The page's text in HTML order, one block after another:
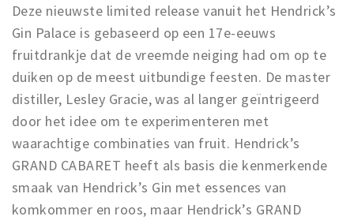
Deze nieuwste limited release vanuit het Hendrick’s
Gin Palace is gebaseerd op een 17e-eeuws
fruitdrankje dat de vreemde neiging had om op te
duiken op de meest uitbundige feesten. De master
distiller, Lesley Gracie, was al langer geïntrigeerd
door het idee om te experimenteren met
waarachtige combinaties van fruit. Hendrick’s
GRAND CABARET heeft als basis die kenmerkende
smaak van Hendrick’s Gin met essences van
komkommer en roos, maar Hendrick’s GRAND